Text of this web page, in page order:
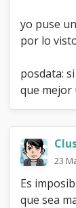
yo puse
por lo
posdata:
que mejor
23
Es
que sea